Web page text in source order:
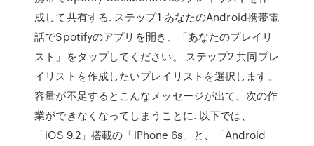
成して共有する. ステップ1 あなたのAndroid携帯電
話でSpotifyのアプリを開き、「あなたのプレイリ
スト」をタップしてください。 ステップ2 共同プレ
イリストを作成したいプレイリストを選択します。
容量が不足するとこんなメッセージが出て、次の作
業ができなくなってしまうことに. 以下では、
「iOS 9.2」搭載の「iPhone 6s」と、「Android